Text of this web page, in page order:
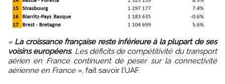
« La croissance française reste inférieure à la plupart de ses
voisins européens. Les déficits de compétitivité du transport
aérien en France continuent de peser sur la connectivité
aérienne en France », fait savoir l’UAF.